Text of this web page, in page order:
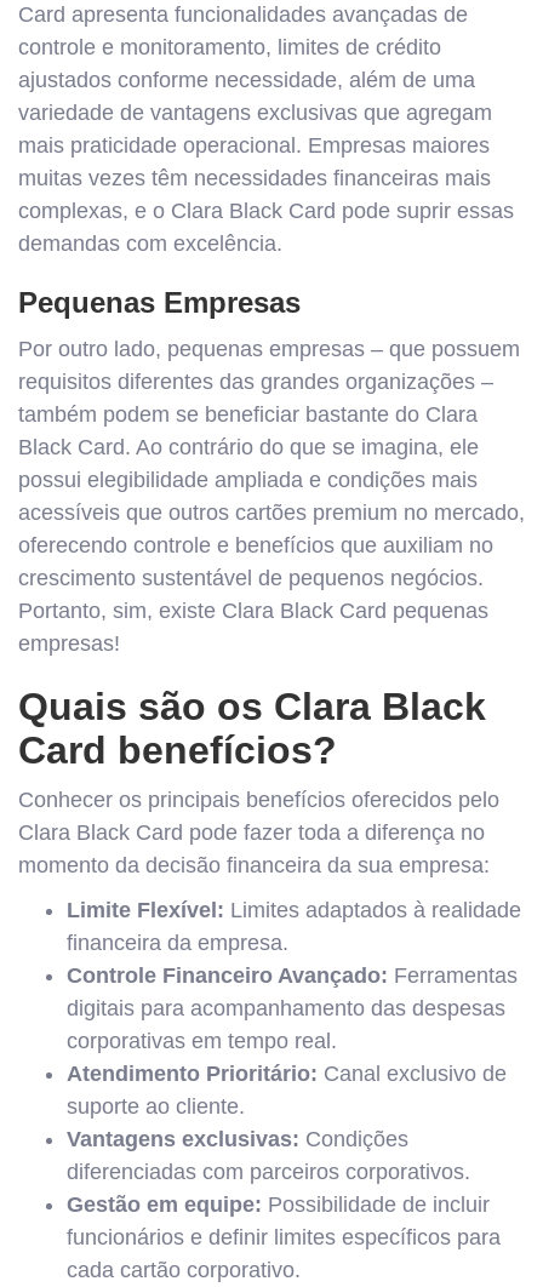
Card apresenta funcionalidades avançadas de
controle e monitoramento, limites de crédito
ajustados conforme necessidade, além de uma
variedade de vantagens exclusivas que agregam
mais praticidade operacional. Empresas maiores
muitas vezes têm necessidades financeiras mais
complexas, e o Clara Black Card pode suprir essas
demandas com excelência.
Pequenas Empresas
Por outro lado, pequenas empresas – que possuem
requisitos diferentes das grandes organizações –
também podem se beneficiar bastante do Clara
Black Card. Ao contrário do que se imagina, ele
possui elegibilidade ampliada e condições mais
acessíveis que outros cartões premium no mercado,
oferecendo controle e benefícios que auxiliam no
crescimento sustentável de pequenos negócios.
Portanto, sim, existe Clara Black Card pequenas
empresas!
Quais são os Clara Black
Card benefícios?
Conhecer os principais benefícios oferecidos pelo
Clara Black Card pode fazer toda a diferença no
momento da decisão financeira da sua empresa:
Limite Flexível: Limites adaptados à realidade
financeira da empresa.
Controle Financeiro Avançado: Ferramentas
digitais para acompanhamento das despesas
corporativas em tempo real.
Atendimento Prioritário: Canal exclusivo de
suporte ao cliente.
Vantagens exclusivas: Condições
diferenciadas com parceiros corporativos.
Gestão em equipe: Possibilidade de incluir
funcionários e definir limites específicos para
cada cartão corporativo.